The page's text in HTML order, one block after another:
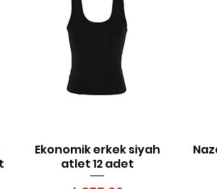
Hızlı Bakış
Ekonomik erkek siyah
atlet 12 adet